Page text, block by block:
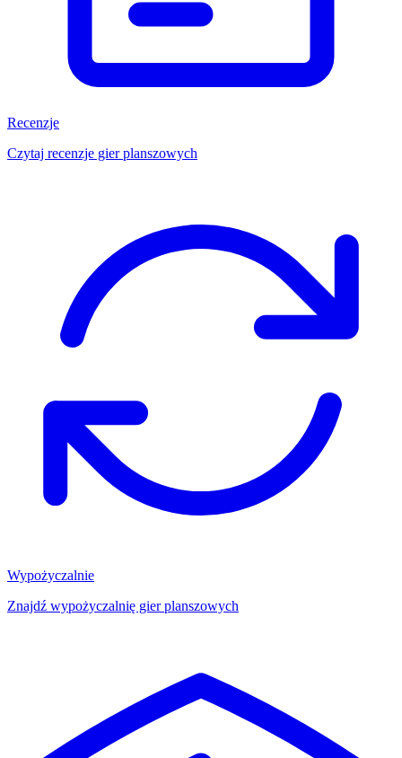
Recenzje
Czytaj recenzje gier planszowych
Wypożyczalnie
Znajdź wypożyczalnię gier planszowych